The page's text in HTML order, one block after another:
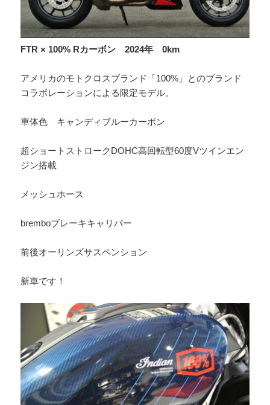
FTR × 100% Rカーボン 2024年 0km
アメリカのモトクロスブランド「100%」とのブランド
コラボレーションによる限定モデル。
車体色 キャンディブルーカーボン
超ショートストロークDOHC高回転型60度Vツインエン
ジン搭載
メッシュホース
bremboブレーキキャリパー
前後オーリンズサスペンション
新車です！